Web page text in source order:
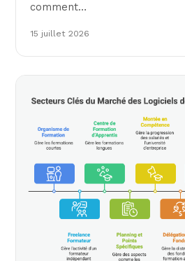
comment…
15 juillet 2026